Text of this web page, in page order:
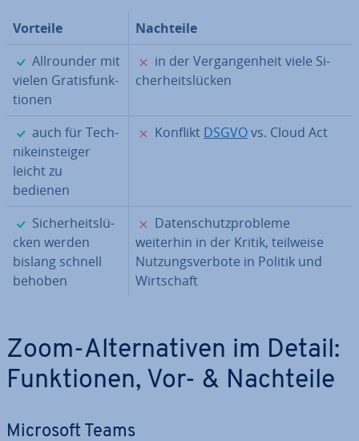
Vorteile
Nachteile
✓
All­roun­der mit
vielen Gra­tis­funk­
tio­nen
✗
in der Ver­gan­gen­heit viele Si­
cher­heits­lü­cken
✓
auch für Tech­
nik­ein­stei­ger
leicht zu
bedienen
✗
Konflikt DSGVOvs. Cloud Act
✓
Si­cher­heits­lü­
cken werden
bislang schnell
behoben
✗
Da­ten­schutz­pro­ble­me
weiterhin in der Kritik, teilweise
Nut­zungs­ver­bo­te in Politik und
Wirt­schaft
Zoom-Al­ter­na­ti­ven im Detail:
Funk­tio­nen, Vor- & Nachteile
Microsoft Teams